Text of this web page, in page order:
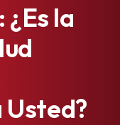
¿Es la
Usted?